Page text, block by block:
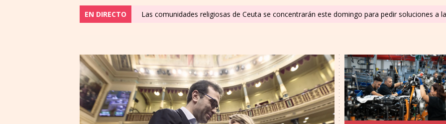
EN DIRECTO Las comunidades religiosas de Ceuta se concentrarán este domingo para pedir soluciones a